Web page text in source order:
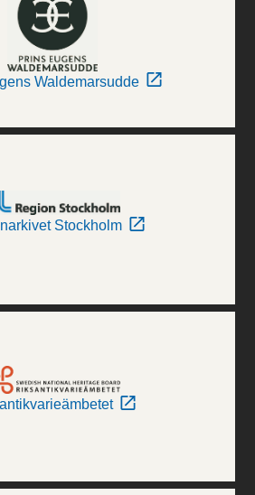
Waldemarsudde
Stockholm